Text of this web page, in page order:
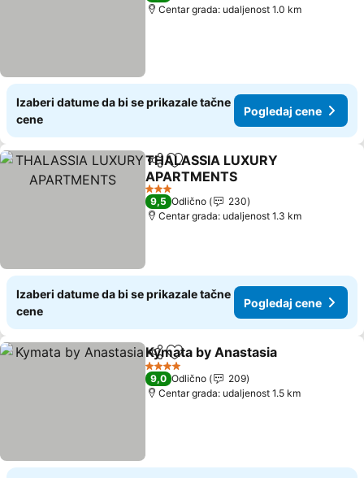
Centar grada: udaljenost 1.0 km
Izaberi datume da bi se prikazale tačne
cene
Pogledaj cene
Deli Dodati u favorite
THALASSIA LUXURY
APARTMENTS
3 Zvezdice
9,5 Odlično
230
Centar grada: udaljenost 1.3 km
Izaberi datume da bi se prikazale tačne
cene
Pogledaj cene
Deli Dodati u favorite
Kymata by Anastasia
4 Zvezdice
9,0 Odlično
209
Centar grada: udaljenost 1.5 km